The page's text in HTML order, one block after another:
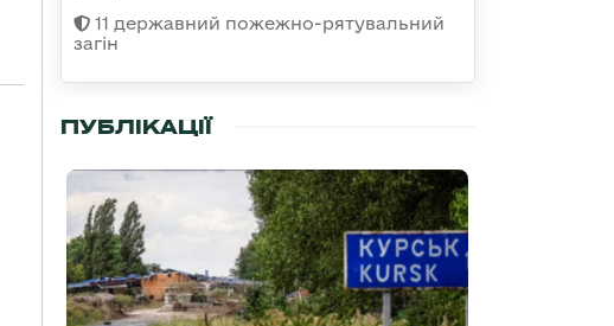
11 державний пожежно-рятувальний
загін
ПУБЛІКАЦІЇ